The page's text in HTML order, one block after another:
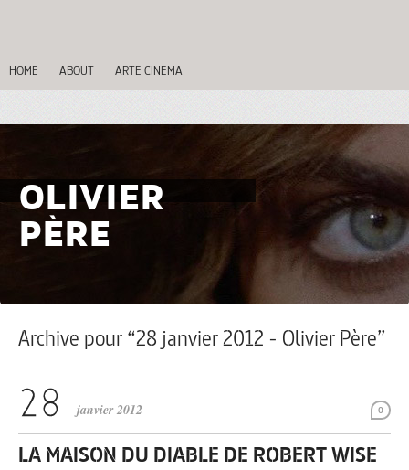
HOME ABOUT ARTE CINEMA
OLIVIER
PÈRE
Archive pour “28 janvier 2012 - Olivier Père”
0
janvier 2012
LA MAISON DU DIABLE DE ROBERT WISE